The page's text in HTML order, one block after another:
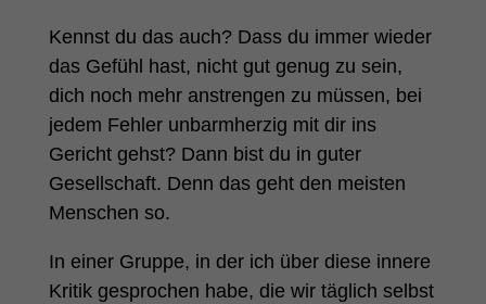
Kennst du das auch? Dass du immer wieder
das Gefühl hast, nicht gut genug zu sein,
dich noch mehr anstrengen zu müssen, bei
jedem Fehler unbarmherzig mit dir ins
Gericht gehst? Dann bist du in guter
Gesellschaft. Denn das geht den meisten
Menschen so.
In einer Gruppe, in der ich über diese innere
Kritik gesprochen habe, die wir täglich selbst